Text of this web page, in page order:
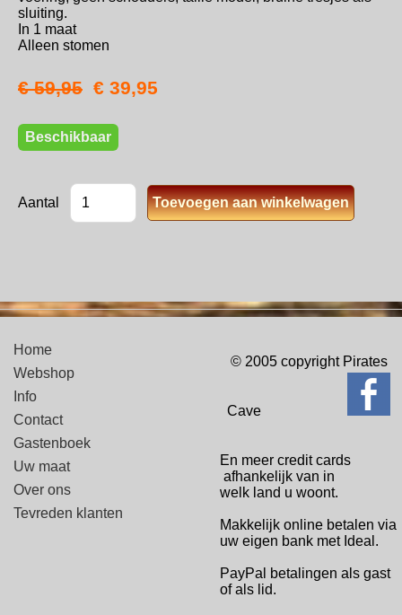
sluiting.
In 1 maat
Alleen stomen
€ 59,95 € 39,95
Beschikbaar
Aantal
Home
Webshop
Info
Contact
Gastenboek
Uw maat
Over ons
Tevreden klanten
© 2005 copyright Pirates
Cave
En meer credit cards
afhankelijk van in
welk land u woont.
Makkelijk online betalen via
uw eigen bank met Ideal.
PayPal betalingen als gast
of als lid.